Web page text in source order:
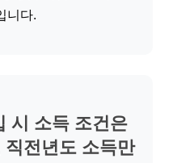
니다.
시 소득 조건은
직전년도 소득만